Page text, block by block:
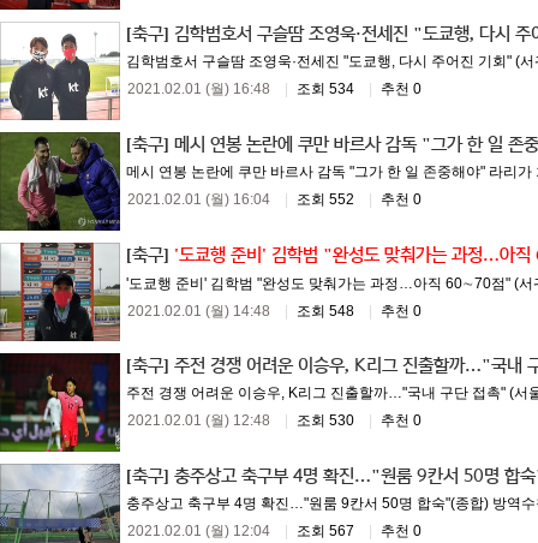
[축구] 김학범호서 구슬땀 조영욱·전세진 "도쿄행, 다시
김학범호서 구슬땀 조영욱·전세진 "도쿄행, 다시 주어진 기회" (
2021.02.01 (월) 16:48
조회 534 추천 0
[축구] 메시 연봉 논란에 쿠만 바르사 감독 "그가 한 일 존
메시 연봉 논란에 쿠만 바르사 감독 "그가 한 일 존중해야" 라리
2021.02.01 (월) 16:04
조회 552 추천 0
[축구] '도쿄행 준비' 김학범 "완성도 맞춰가는 과정…아
'도쿄행 준비' 김학범 "완성도 맞춰가는 과정…아직 60∼70점" (
2021.02.01 (월) 14:48
조회 548 추천 0
[축구] 주전 경쟁 어려운 이승우, K리그 진출할까…"국내
주전 경쟁 어려운 이승우, K리그 진출할까…"국내 구단 접촉" (서
2021.02.01 (월) 12:48
조회 530 추천 0
[축구] 충주상고 축구부 4명 확진…"원룸 9칸서 50명 합
충주상고 축구부 4명 확진…"원룸 9칸서 50명 합숙"(종합) 방역
2021.02.01 (월) 12:04
조회 567 추천 0